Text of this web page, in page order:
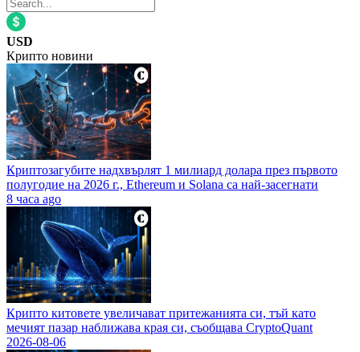
USD
Крипто новини
Криптозагубите надхвърлят 1 милиард долара през първото
полугодие на 2026 г., Ethereum и Solana са най-засегнати
8 часа ago
Крипто китовете увеличават притежанията си, тъй като
мечият пазар наближава края си, съобщава CryptoQuant
2026-08-06